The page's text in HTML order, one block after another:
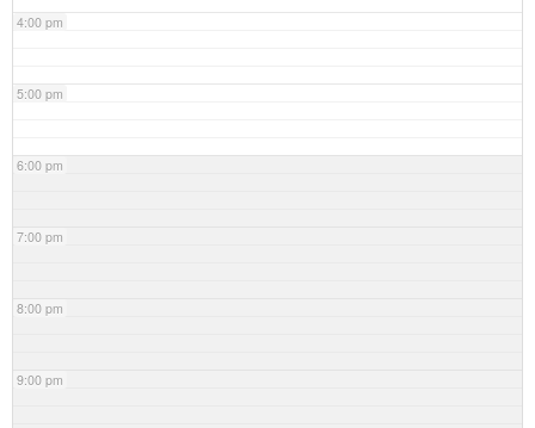
4:00 pm
5:00 pm
6:00 pm
7:00 pm
8:00 pm
9:00 pm